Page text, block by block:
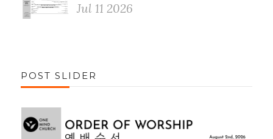
Jul 11 2026
POST SLIDER